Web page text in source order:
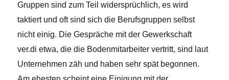
Gruppen sind zum Teil widersprüchlich, es wird
taktiert und oft sind sich die Berufsgruppen selbst
nicht einig. Die Gespräche mit der Gewerkschaft
ver.di etwa, die die Bodenmitarbeiter vertritt, sind laut
Unternehmen zäh und haben sehr spät begonnen.